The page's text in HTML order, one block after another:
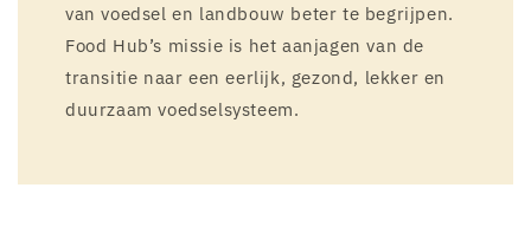
van voedsel en landbouw beter te begrijpen.
Food Hub’s missie is het aanjagen van de
transitie naar een eerlijk, gezond, lekker en
duurzaam voedselsysteem.